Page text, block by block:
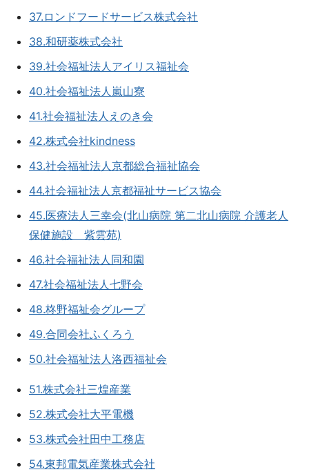
37.ロンドフードサービス株式会社
38.和研薬株式会社
39.社会福祉法人アイリス福祉会
40.社会福祉法人嵐山寮
41.社会福祉法人えのき会
42.株式会社kindness
43.社会福祉法人京都総合福祉協会
44.社会福祉法人京都福祉サービス協会
45.医療法人三幸会(北山病院 第二北山病院 介護老人
保健施設 紫雲苑)
46.社会福祉法人同和園
47.社会福祉法人七野会
48.柊野福祉会グループ
49.合同会社ふくろう
50.社会福祉法人洛西福祉会
51.株式会社三煌産業
52.株式会社大平電機
53.株式会社田中工務店
54.東邦電気産業株式会社